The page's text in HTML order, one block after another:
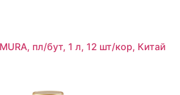
пл/бут, 1 л, 12 шт/кор, Китай